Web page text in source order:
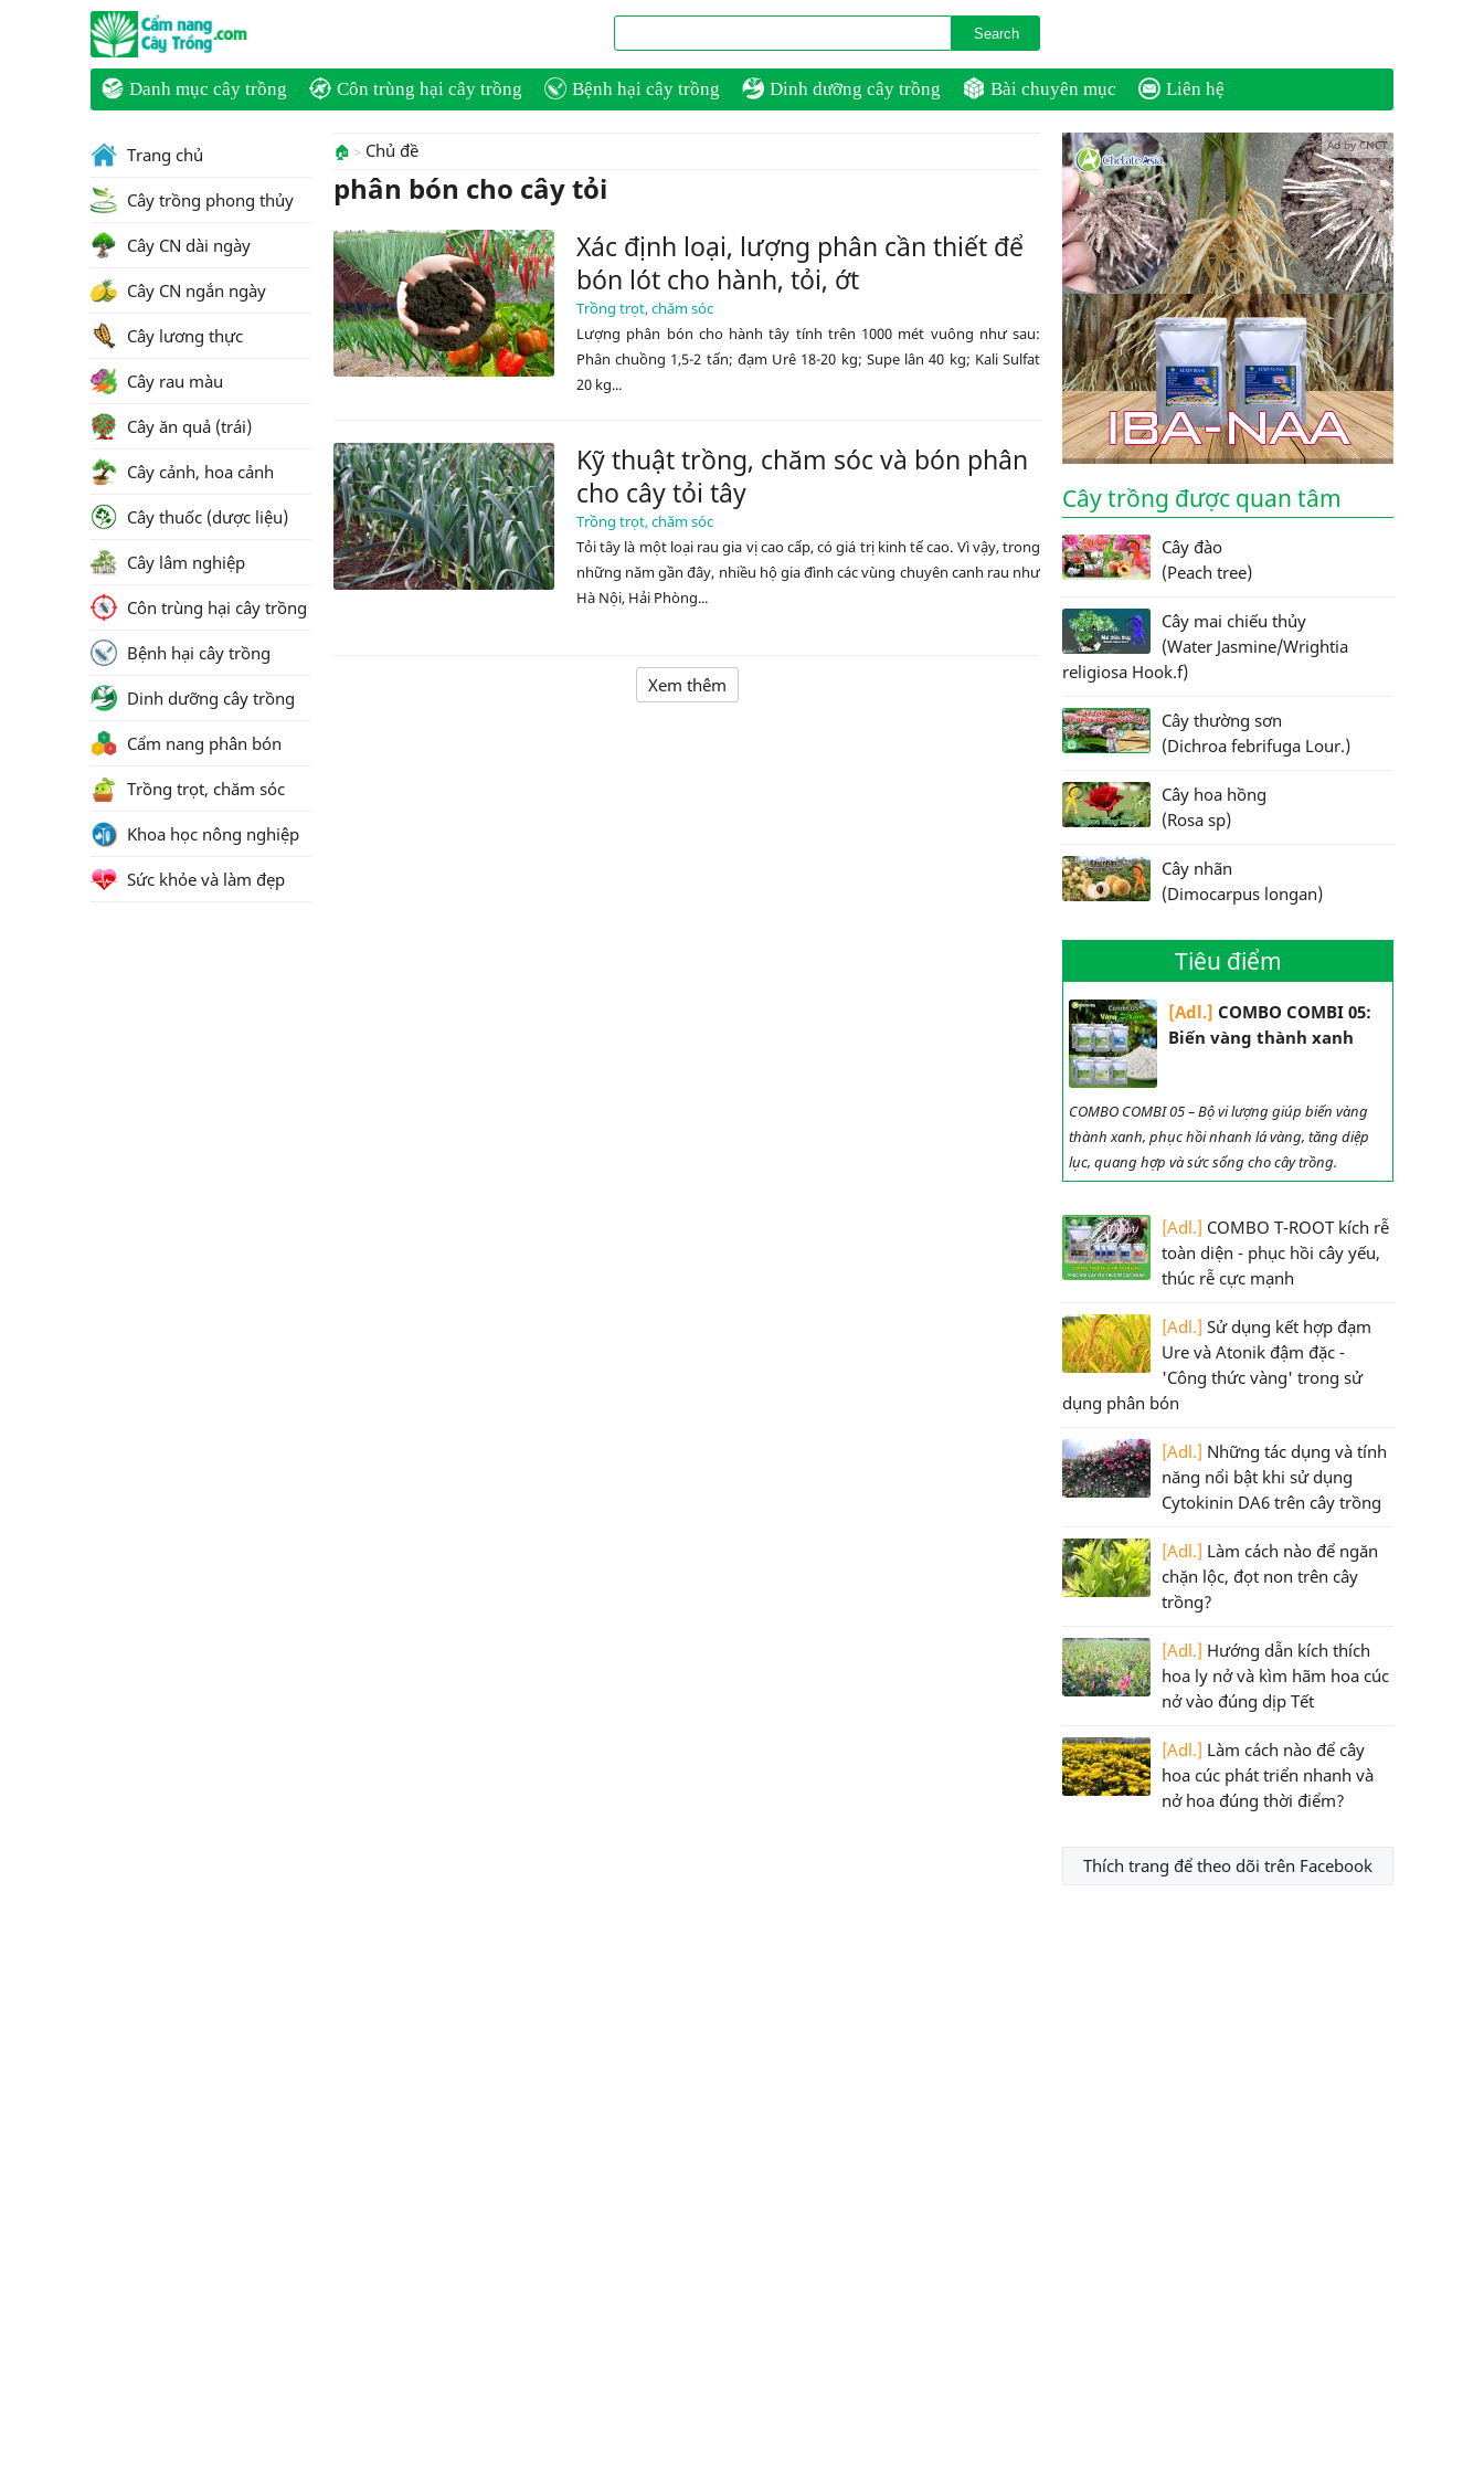
Danh mục cây trồng Côn trùng hại cây trồng Bệnh hại cây trồng Dinh dưỡng cây trồng Bài chuyên mục Liên hệ
🏠 Chủ đề
phân bón cho cây tỏi
Xác định loại, lượng phân cần thiết để
bón lót cho hành, tỏi, ớt
Trồng trọt, chăm sóc
Lượng phân bón cho hành tây tính trên 1000 mét vuông như sau:
Phân chuồng 1,5-2 tấn; đạm Urê 18-20 kg; Supe lân 40 kg; Kali Sulfat
20 kg...
Kỹ thuật trồng, chăm sóc và bón phân
cho cây tỏi tây
Trồng trọt, chăm sóc
Tỏi tây là một loại rau gia vị cao cấp, có giá trị kinh tế cao. Vì vậy, trong
những năm gần đây, nhiều hộ gia đình các vùng chuyên canh rau như
Hà Nội, Hải Phòng...
Xem thêm
Ad by CNCT
Cây trồng được quan tâm
Cây đào
(Peach tree)
Cây mai chiếu thủy
(Water Jasmine/Wrightia
religiosa Hook.f)
Cây thường sơn
(Dichroa febrifuga Lour.)
Cây hoa hồng
(Rosa sp)
Cây nhãn
(Dimocarpus longan)
Tiêu điểm
[Adl.] COMBO COMBI 05:
Biến vàng thành xanh
COMBO COMBI 05 – Bộ vi lượng giúp biến vàng
thành xanh, phục hồi nhanh lá vàng, tăng diệp
lục, quang hợp và sức sống cho cây trồng.
[Adl.] COMBO T-ROOT kích rễ
toàn diện - phục hồi cây yếu,
thúc rễ cực mạnh
[Adl.] Sử dụng kết hợp đạm
Ure và Atonik đậm đặc -
'Công thức vàng' trong sử
dụng phân bón
[Adl.] Những tác dụng và tính
năng nổi bật khi sử dụng
Cytokinin DA6 trên cây trồng
[Adl.] Làm cách nào để ngăn
chặn lộc, đọt non trên cây
trồng?
[Adl.] Hướng dẫn kích thích
hoa ly nở và kìm hãm hoa cúc
nở vào đúng dịp Tết
[Adl.] Làm cách nào để cây
hoa cúc phát triển nhanh và
nở hoa đúng thời điểm?
Thích trang để theo dõi trên Facebook
Trang chủ
Cây trồng phong thủy
Cây CN dài ngày
Cây CN ngắn ngày
Cây lương thực
Cây rau màu
Cây ăn quả (trái)
Cây cảnh, hoa cảnh
Cây thuốc (dược liệu)
Cây lâm nghiệp
Côn trùng hại cây trồng
Bệnh hại cây trồng
Dinh dưỡng cây trồng
Cẩm nang phân bón
Trồng trọt, chăm sóc
Khoa học nông nghiệp
Sức khỏe và làm đẹp